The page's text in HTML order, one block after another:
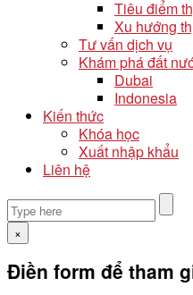
Tiêu điểm
Xu hướng
Tư vấn dịch vụ
Khám phá đất
Dubai
Indonesia
Kiến thức
Khóa học
Xuất nhập khẩu
Liên hệ
×
Điền form để tham